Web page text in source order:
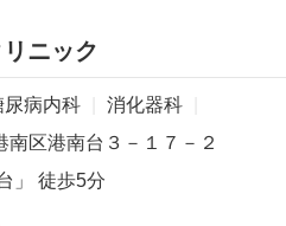
ニック
尿病内科 消化器科
南区港南台３－１７－２
」 徒歩5分